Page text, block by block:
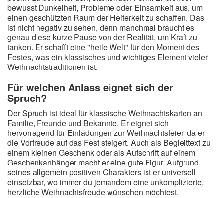
bewusst Dunkelheit, Probleme oder Einsamkeit aus, um
einen geschützten Raum der Heiterkeit zu schaffen. Das
ist nicht negativ zu sehen, denn manchmal braucht es
genau diese kurze Pause von der Realität, um Kraft zu
tanken. Er schafft eine "heile Welt" für den Moment des
Festes, was ein klassisches und wichtiges Element vieler
Weihnachtstraditionen ist.
Für welchen Anlass eignet sich der
Spruch?
Der Spruch ist ideal für klassische Weihnachtskarten an
Familie, Freunde und Bekannte. Er eignet sich
hervorragend für Einladungen zur Weihnachtsfeier, da er
die Vorfreude auf das Fest steigert. Auch als Begleittext zu
einem kleinen Geschenk oder als Aufschrift auf einem
Geschenkanhänger macht er eine gute Figur. Aufgrund
seines allgemein positiven Charakters ist er universell
einsetzbar, wo immer du jemandem eine unkomplizierte,
herzliche Weihnachtsfreude wünschen möchtest.